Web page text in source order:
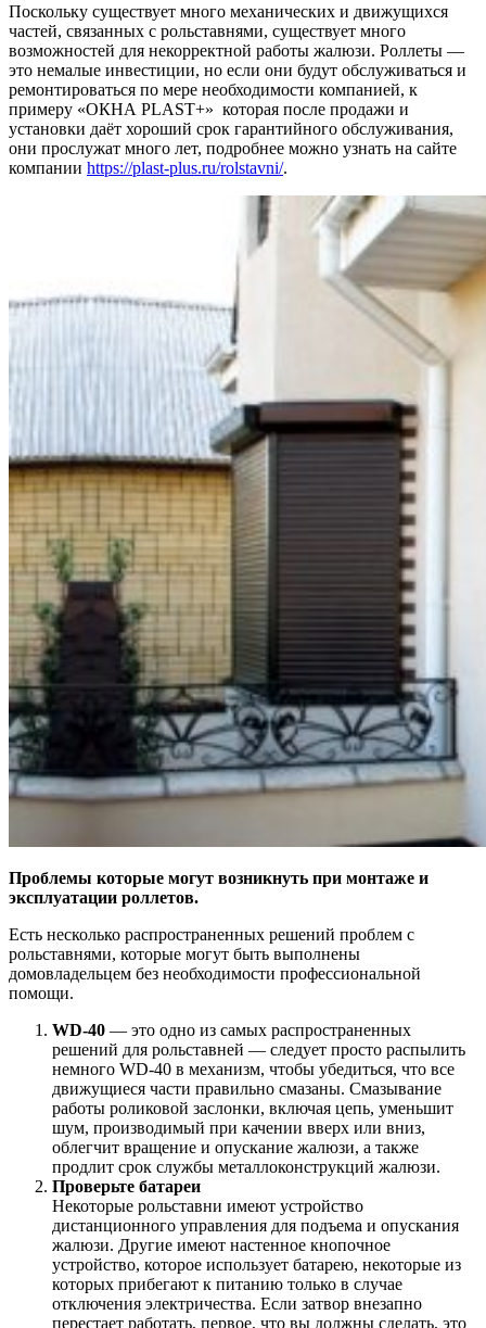
Поскольку существует много механических и движущихся
частей, связанных с рольставнями, существует много
возможностей для некорректной работы жалюзи. Роллеты —
это немалые инвестиции, но если они будут обслуживаться и
ремонтироваться по мере необходимости компанией, к
примеру «ОКНА PLAST+» которая после продажи и
установки даёт хороший срок гарантийного обслуживания,
они прослужат много лет, подробнее можно узнать на сайте
компании https://plast-plus.ru/rolstavni/.
Проблемы которые могут возникнуть при монтаже и
эксплуатации роллетов.
Есть несколько распространенных решений проблем с
рольставнями, которые могут быть выполнены
домовладельцем без необходимости профессиональной
помощи.
WD-40 — это одно из самых распространенных
решений для рольставней — следует просто распылить
немного WD-40 в механизм, чтобы убедиться, что все
движущиеся части правильно смазаны. Смазывание
работы роликовой заслонки, включая цепь, уменьшит
шум, производимый при качении вверх или вниз,
облегчит вращение и опускание жалюзи, а также
продлит срок службы металлоконструкций жалюзи.
Проверьте батареи
Некоторые рольставни имеют устройство
дистанционного управления для подъема и опускания
жалюзи. Другие имеют настенное кнопочное
устройство, которое использует батарею, некоторые из
которых прибегают к питанию только в случае
отключения электричества. Если затвор внезапно
перестает работать, первое, что вы должны сделать, это